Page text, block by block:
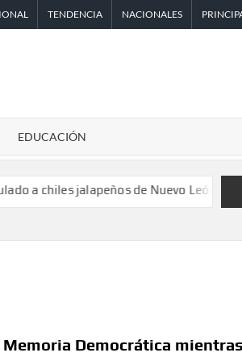
TENDENCIA NACIONALES
EDUCACIÓN
jalapeños de Nuevo León y Sinaloa
Memoria Democrática mientras